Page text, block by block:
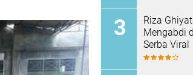
Riza
Mengabdi
Serba Viral